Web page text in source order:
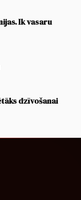
Ik vasaru
dzīvošanai